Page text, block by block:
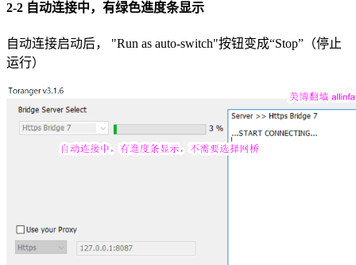
2-2 自动连接中，有绿色進度条显示
自动连接启动后， "Run as auto-switch"按钮变成“Stop”（停止
运行）